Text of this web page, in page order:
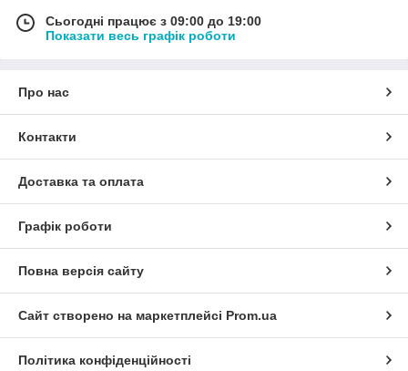
Сьогодні працює з 09:00 до 19:00
Показати весь графік роботи
Про нас
Контакти
Доставка та оплата
Графік роботи
Повна версія сайту
Сайт створено на маркетплейсі Prom.ua
Політика конфіденційності